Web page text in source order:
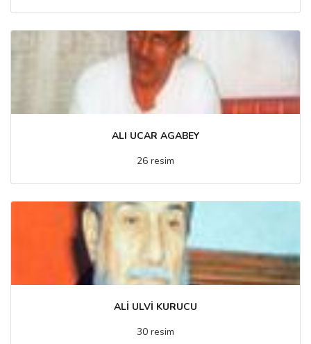
ALI UCAR AGABEY
26 resim
ALİ ULVİ KURUCU
30 resim